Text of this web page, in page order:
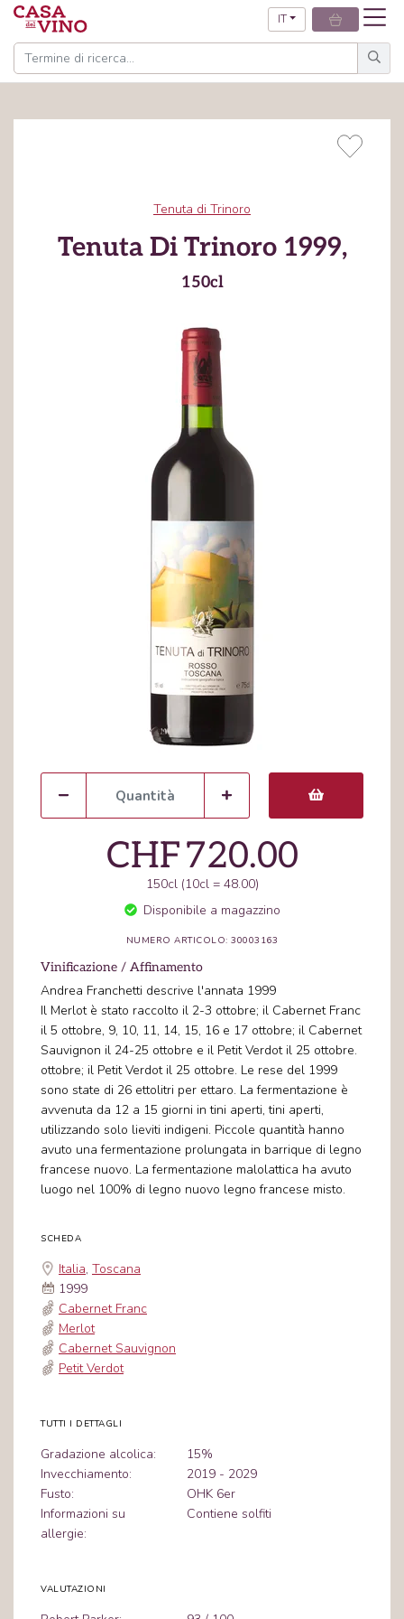
IT
Tenuta di Trinoro
Tenuta Di Trinoro 1999,
150cl
CHF720.00
150cl (10cl = 48.00)
Disponibile a magazzino
NUMERO ARTICOLO: 30003163
Vinificazione / Affinamento
Andrea Franchetti descrive l'annata 1999
Il Merlot è stato raccolto il 2-3 ottobre; il Cabernet Franc
il 5 ottobre, 9, 10, 11, 14, 15, 16 e 17 ottobre; il Cabernet
Sauvignon il 24-25 ottobre e il Petit Verdot il 25 ottobre.
ottobre; il Petit Verdot il 25 ottobre. Le rese del 1999
sono state di 26 ettolitri per ettaro. La fermentazione è
avvenuta da 12 a 15 giorni in tini aperti, tini aperti,
utilizzando solo lieviti indigeni. Piccole quantità hanno
avuto una fermentazione prolungata in barrique di legno
francese nuovo. La fermentazione malolattica ha avuto
luogo nel 100% di legno nuovo legno francese misto.
SCHEDA
Italia, Toscana
1999
Cabernet Franc
Merlot
Cabernet Sauvignon
Petit Verdot
TUTTI I DETTAGLI
Gradazione alcolica:
15%
Invecchiamento:
2019 - 2029
Fusto:
OHK 6er
Informazioni su
allergie:
Contiene solfiti
VALUTAZIONI